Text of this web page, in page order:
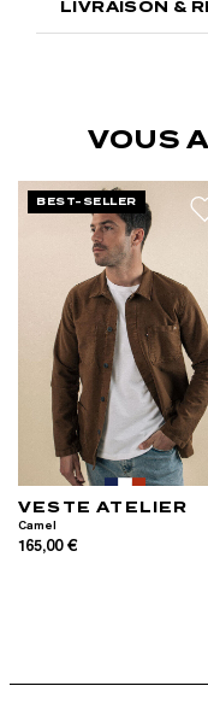
LIVRAISON &
VOUS
BEST-SELLER
VESTE ATELIER
Camel
165,00 €